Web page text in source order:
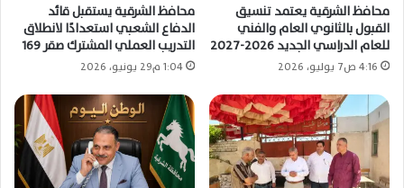
محافظ الشرقية يعتمد تنسيق
القبول بالثانوي العام والفني
للعام الدراسي الجديد 2026-2027
4:16 ص7 يوليو، 2026
محافظ الشرقية يستقبل قائد
الدفاع الشعبي استعدادًا لانطلاق
التدريب العملي المشترك صقر 169
1:04 م29 يونيو، 2026